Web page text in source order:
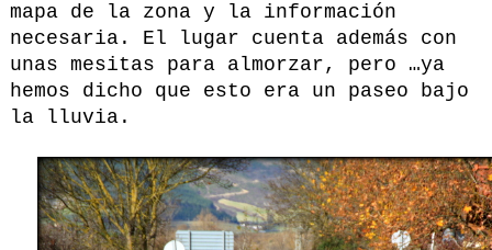
mapa de la zona y la información
necesaria. El lugar cuenta además con
unas mesitas para almorzar, pero …ya
hemos dicho que esto era un paseo bajo
la lluvia.